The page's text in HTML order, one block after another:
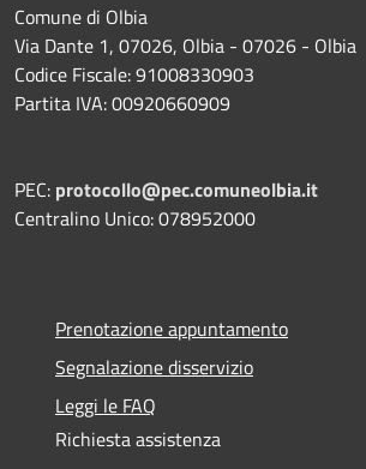
Comune di Olbia
Via Dante 1, 07026, Olbia - 07026 - Olbia
Codice Fiscale: 91008330903
Partita IVA: 00920660909
PEC: protocollo@pec.comuneolbia.it
Centralino Unico: 078952000
Prenotazione appuntamento
Segnalazione disservizio
Leggi le FAQ
Richiesta assistenza